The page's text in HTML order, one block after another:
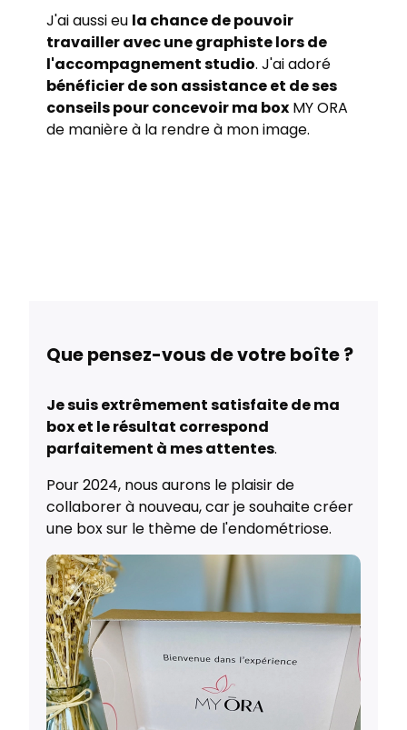
J'ai aussi eu la chance de pouvoir
travailler avec une graphiste lors de
l'accompagnement studio. J'ai adoré
bénéficier de son assistance et de ses
conseils pour concevoir ma box MY ORA
de manière à la rendre à mon image.
Que pensez-vous de votre boîte ?
Je suis extrêmement satisfaite de ma
box et le résultat correspond
parfaitement à mes attentes.
Pour 2024, nous aurons le plaisir de
collaborer à nouveau, car je souhaite créer
une box sur le thème de l'endométriose.